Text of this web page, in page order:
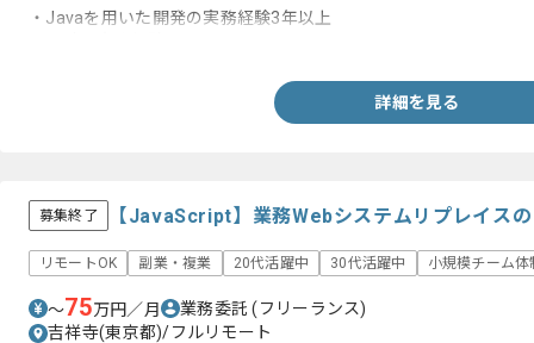
・Javaを用いた開発の実務経験3年以上
詳細を見る
募集終了 【JavaScript】業務Webシステムリプレイス
リモートOK 副業・複業 20代活躍中 30代活躍中 小規模チーム体
〜75万円／月 業務委託(フリーランス)
吉祥寺(東京都)/フルリモート